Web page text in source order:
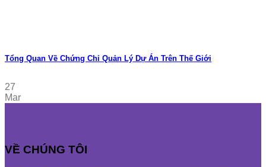
Tổng Quan Về Chứng Chỉ Quản Lý Dự Án Trên Thế Giới
27
Mar
VỀ CHÚNG TÔI